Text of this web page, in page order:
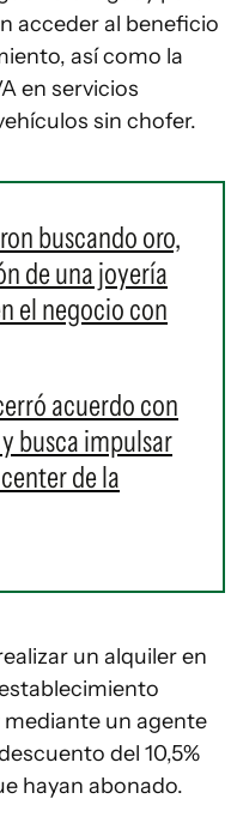
acceder al beneficio
así como la
en servicios
sin chofer.
buscando oro,
de una joyería
el negocio con
acuerdo con
busca impulsar
de la
un alquiler en
un agente
del 10,5%
hayan abonado.